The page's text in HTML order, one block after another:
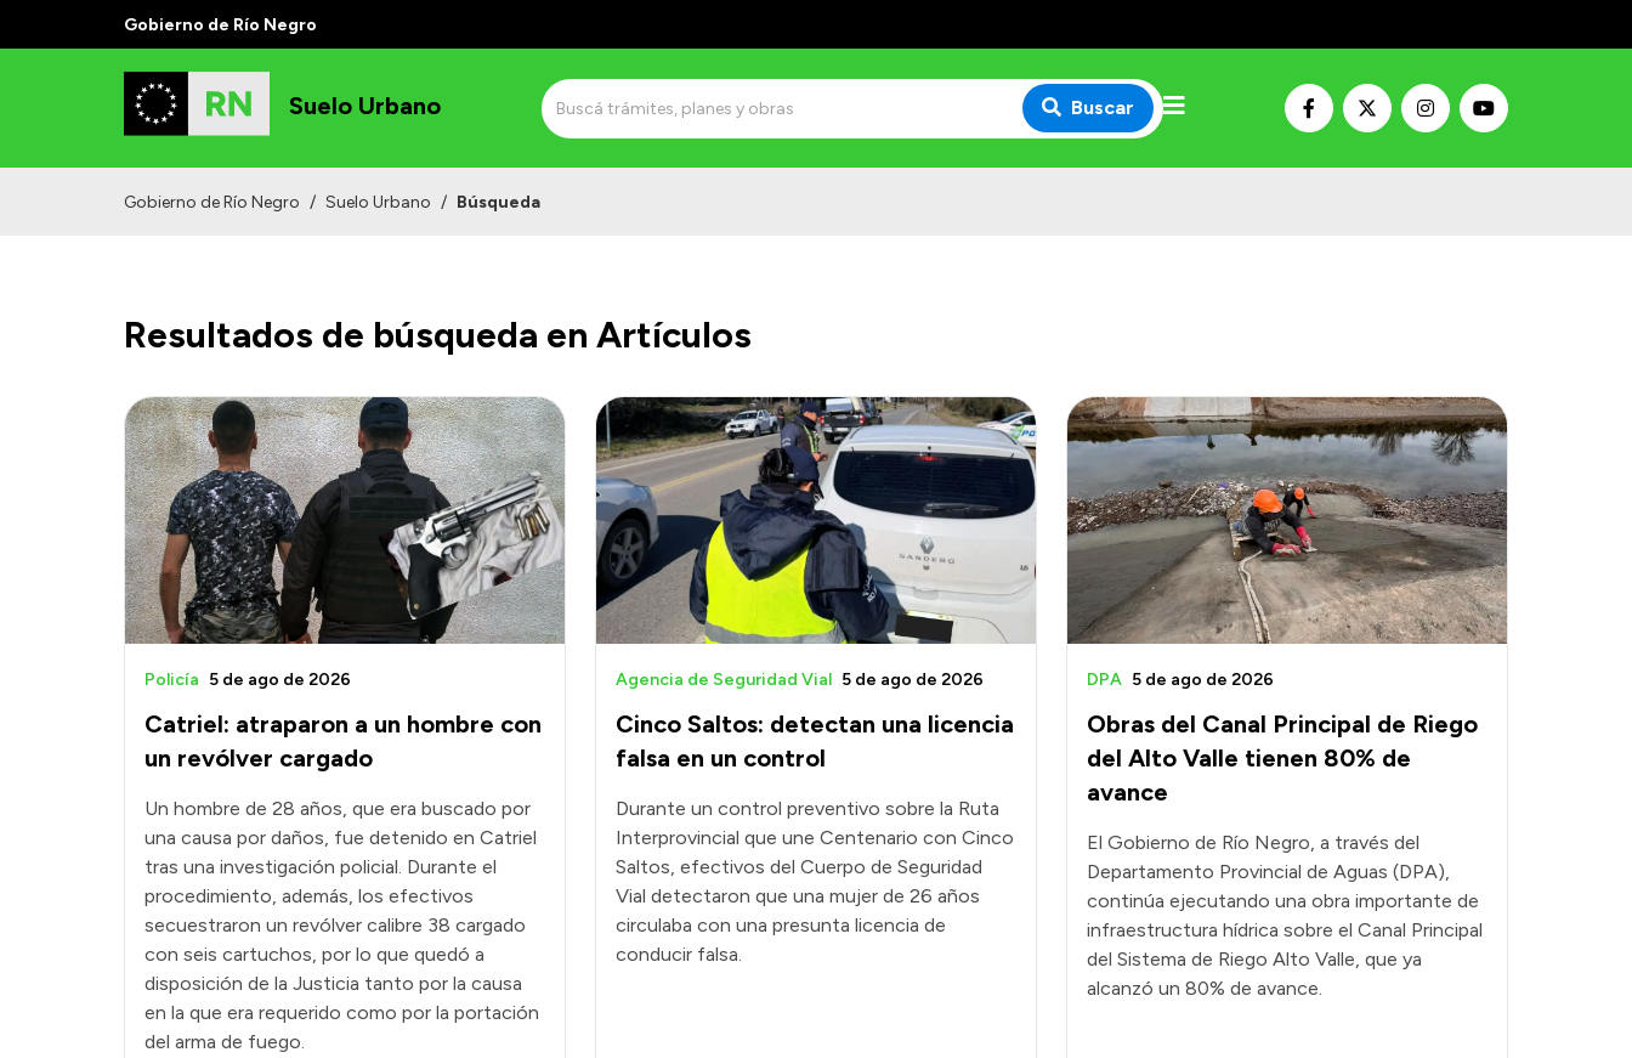
Gobierno de Río Negro
Suelo Urbano Buscar
Gobierno de Río Negro / Suelo Urbano / Búsqueda
Resultados de búsqueda en Artículos
Catriel: atraparon a un hombre con
un revólver cargado
Policía 5 de ago de 2026
Un hombre de 28 años, que era buscado por
una causa por daños, fue detenido en Catriel
tras una investigación policial. Durante el
procedimiento, además, los efectivos
secuestraron un revólver calibre 38 cargado
con seis cartuchos, por lo que quedó a
disposición de la Justicia tanto por la causa
en la que era requerido como por la portación
del arma de fuego.
Cinco Saltos: detectan una licencia
falsa en un control
Agencia de Seguridad Vial 5 de ago de 2026
Durante un control preventivo sobre la Ruta
Interprovincial que une Centenario con Cinco
Saltos, efectivos del Cuerpo de Seguridad
Vial detectaron que una mujer de 26 años
circulaba con una presunta licencia de
conducir falsa.
Obras del Canal Principal de Riego
del Alto Valle tienen 80% de
avance
DPA 5 de ago de 2026
El Gobierno de Río Negro, a través del
Departamento Provincial de Aguas (DPA),
continúa ejecutando una obra importante de
infraestructura hídrica sobre el Canal Principal
del Sistema de Riego Alto Valle, que ya
alcanzó un 80% de avance.